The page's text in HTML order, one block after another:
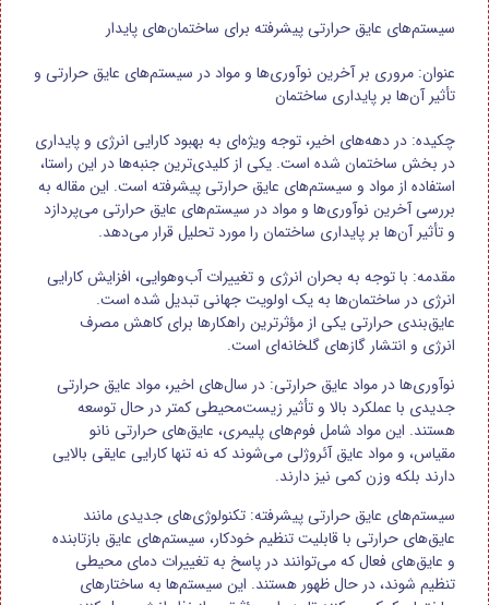
سیستم‌های عایق حرارتی پیشرفته برای ساختمان‌های پایدار
عنوان: مروری بر آخرین نوآوری‌ها و مواد در سیستم‌های عایق حرارتی و
تأثیر آن‌ها بر پایداری ساختمان
چکیده: در دهه‌های اخیر، توجه ویژه‌ای به بهبود کارایی انرژی و پایداری
در بخش ساختمان شده است. یکی از کلیدی‌ترین جنبه‌ها در این راستا،
استفاده از مواد و سیستم‌های عایق حرارتی پیشرفته است. این مقاله به
بررسی آخرین نوآوری‌ها و مواد در سیستم‌های عایق حرارتی می‌پردازد
و تأثیر آن‌ها بر پایداری ساختمان را مورد تحلیل قرار می‌دهد.
مقدمه: با توجه به بحران انرژی و تغییرات آب‌وهوایی، افزایش کارایی
انرژی در ساختمان‌ها به یک اولویت جهانی تبدیل شده است.
عایق‌بندی حرارتی یکی از مؤثرترین راهکارها برای کاهش مصرف
انرژی و انتشار گازهای گلخانه‌ای است.
نوآوری‌ها در مواد عایق حرارتی: در سال‌های اخیر، مواد عایق حرارتی
جدیدی با عملکرد بالا و تأثیر زیست‌محیطی کمتر در حال توسعه
هستند. این مواد شامل فوم‌های پلیمری، عایق‌های حرارتی نانو
مقیاس، و مواد عایق آئروژلی می‌شوند که نه تنها کارایی عایقی بالایی
دارند بلکه وزن کمی نیز دارند.
سیستم‌های عایق حرارتی پیشرفته: تکنولوژی‌های جدیدی مانند
عایق‌های حرارتی با قابلیت تنظیم خودکار، سیستم‌های عایق بازتابنده
و عایق‌های فعال که می‌توانند در پاسخ به تغییرات دمای محیطی
تنظیم شوند، در حال ظهور هستند. این سیستم‌ها به ساختارهای